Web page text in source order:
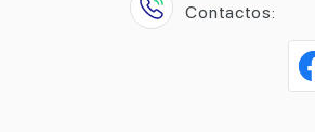
Contactos: